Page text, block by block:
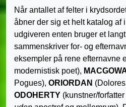
Når antallet af felter i
åbner der sig et helt katalog af
udgiveren enten bruger et
sammenskriver for- og
eksempler på rene efternavne
modernistisk poet),
Pogues), ORIORDAN
ODOHERTY (kunstner/